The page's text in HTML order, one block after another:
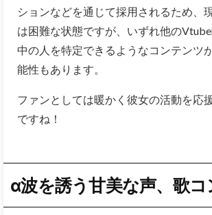
ションなどを通じて採用されるため、
は困難な状態ですが、いずれ他の
中の人を特定できるようなコンテンツ
能性もあります。
ファンとしては暖かく彼女の活動を応
ですね！
α波を誘う甘美な声、歌